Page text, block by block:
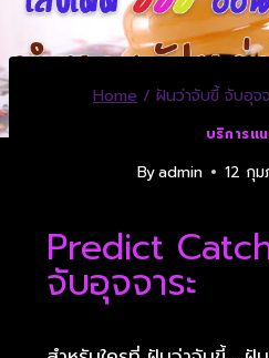
Home / ฝันว่าจับขี้ จับอุจ
บริการแน
Byadmin 12 กุ
Predict
จับอุจจาระ